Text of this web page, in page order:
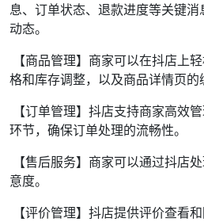
息、订单状态、退款进度等关键
动态。
【商品管理】商家可以在抖店上
格和库存调整，以及商品详情页的
【订单管理】抖店支持商家高效
环节，确保订单处理的流畅性。
【售后服务】商家可以通过抖店
意度。
【评价管理】抖店提供评价查看